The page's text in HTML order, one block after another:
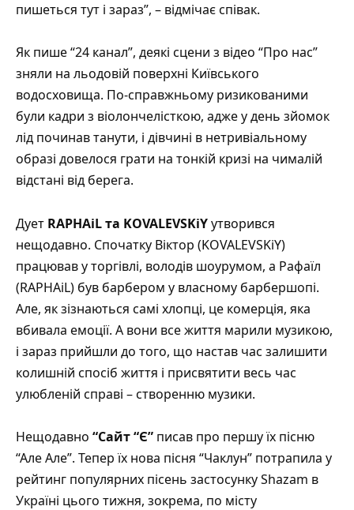
пишеться тут і зараз”, – відмічає співак.
Як пише“24 канал”, деякі сцени з відео “Про нас”
зняли на льодовій поверхні Київського
водосховища. По-справжньому ризикованими
були кадри з віолончелісткою, адже у день зйомок
лід починав танути, і дівчині в нетривіальному
образі довелося грати на тонкій кризі на чималій
відстані від берега.
Дует RAPHAiL та KOVALEVSKiYутворився
нещодавно. Спочатку Віктор (KOVALEVSKiY)
працював у торгівлі, володів шоурумом, а Рафаїл
(RAPHAiL) був барбером у власному барбершопі.
Але, як зізнаються самі хлопці, це комерція, яка
вбивала емоції. А вони все життя марили музикою,
і зараз прийшли до того, що настав час залишити
колишній спосіб життя і присвятити весь час
улюбленій справі – створенню музики.
Нещодавно “Сайт “Є” писав про першу їх пісню
“Але Але”. Тепер їх нова пісня “Чаклун” потрапила у
рейтинг популярних пісень застосунку Shazam в
Україні цього тижня, зокрема, по місту